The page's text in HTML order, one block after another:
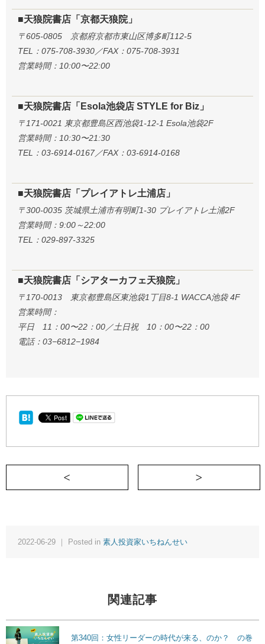
■天狼院書店「京都天狼院」
〒605-0805 京都府京都市東山区博多町112-5
TEL：075-708-3930／FAX：075-708-3931
営業時間：10:00〜22:00
■天狼院書店「Esola池袋店 STYLE for Biz」
〒171-0021 東京都豊島区西池袋1-12-1 Esola池袋2F
営業時間：10:30〜21:30
TEL：03-6914-0167／FAX：03-6914-0168
■天狼院書店「プレイアトレ土浦店」
〒300-0035 茨城県土浦市有明町1-30 プレイアトレ土浦2F
営業時間：9:00～22:00
TEL：029-897-3325
■天狼院書店「シアターカフェ天狼院」
〒170-0013 東京都豊島区東池袋1丁目8-1 WACCA池袋 4F
営業時間：
平日 11：00〜22：00／土日祝 10：00〜22：00
電話：03−6812−1984
＜ 第174回：体調も株も少しずつ上向き
2022-06-29 ｜ Posted in 素人投資家いちねんせい
関連記事
第340回：女性リーダーの時代が来る、のか？ の巻